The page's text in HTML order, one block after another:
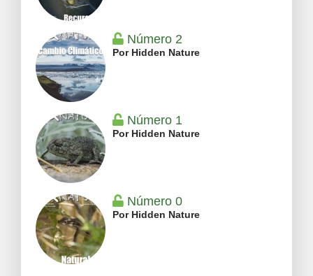
Número 2
Por Hidden Nature
Número 1
Por Hidden Nature
Número 0
Por Hidden Nature